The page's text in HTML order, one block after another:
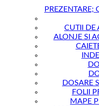
PREZENTARE;
CUTII DE
ALONJE SI
DOSARE
FOLII
MAPE